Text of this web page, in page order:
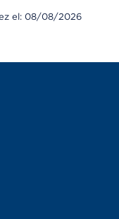
el: 08/08/2026